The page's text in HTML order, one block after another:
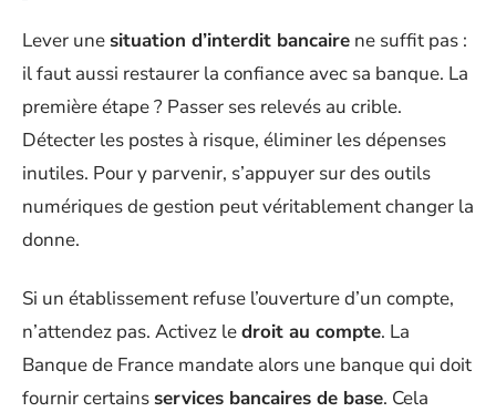
Lever une situation d’interdit bancaire ne suffit pas :
il faut aussi restaurer la confiance avec sa banque. La
première étape ? Passer ses relevés au crible.
Détecter les postes à risque, éliminer les dépenses
inutiles. Pour y parvenir, s’appuyer sur des outils
numériques de gestion peut véritablement changer la
donne.
Si un établissement refuse l’ouverture d’un compte,
n’attendez pas. Activez ledroit au compte. La
Banque de France mandate alors une banque qui doit
fournir certains services bancaires de base. Cela